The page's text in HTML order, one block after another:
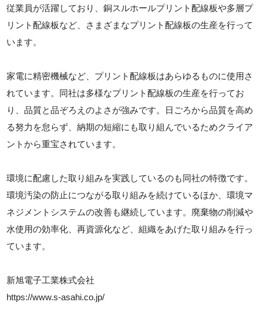
従業員が活躍しており、銅スルホールプリント配線板や多層プ
リント配線板など、さまざまなプリント配線板の生産を行って
います。
家電に精密機械など、プリント配線板はあらゆるものに使用さ
れています。同社は多様なプリント配線板の生産を行ってお
り、品質と品ぞろえのよさが強みです。日ごろから品質を高め
る努力を怠らず、納期の短縮にも取り組んでいるためクライア
ントから重宝されています。
環境に配慮した取り組みを実践しているのも同社の特徴です。
環境汚染の防止につながる取り組みを続けているほか、環境マ
ネジメントシステムの改善も継続しています。廃棄物の削減や
水使用の効率化、再資源化など、組織をあげた取り組みを行っ
ています。
新旭電子工業株式会社
https://www.s-asahi.co.jp/